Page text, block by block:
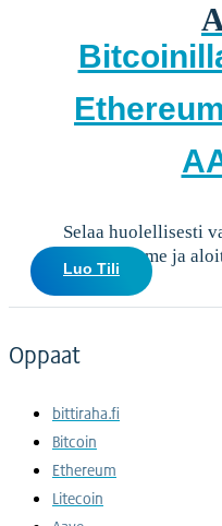
Selaa huolellisesti
valikoimaamme ja
Luo Tili
Oppaat
bittiraha.fi
Bitcoin
Ethereum
Litecoin